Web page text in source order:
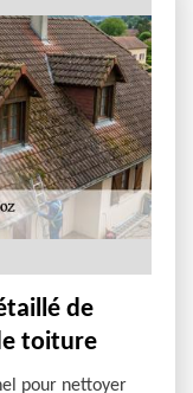
de
toiture
pour nettoyer